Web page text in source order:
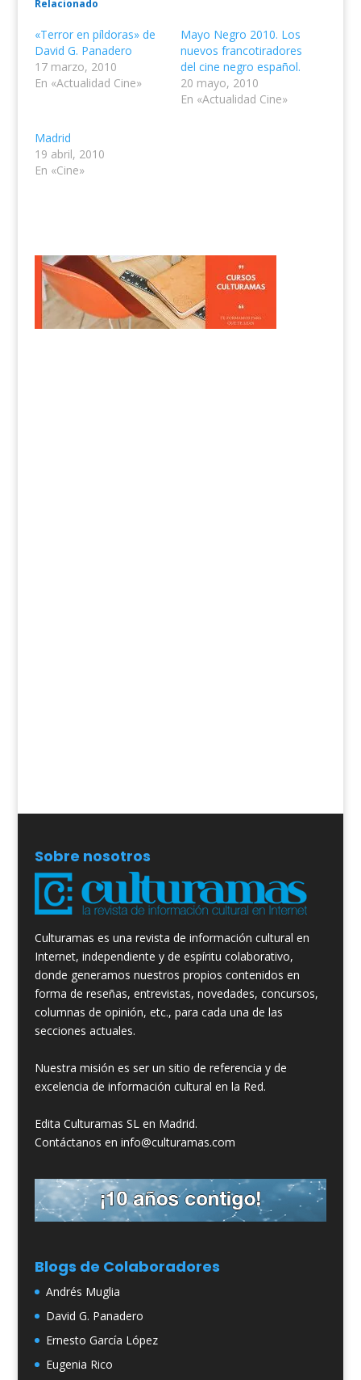
Relacionado
«Terror en píldoras» de
David G. Panadero
17 marzo, 2010
En «Actualidad Cine»
Mayo Negro 2010. Los
nuevos francotiradores
del cine negro español.
20 mayo, 2010
En «Actualidad Cine»
Madrid
19 abril, 2010
En «Cine»
Sobre nosotros
Culturamas es una revista de información cultural en
Internet, independiente y de espíritu colaborativo,
donde generamos nuestros propios contenidos en
forma de reseñas, entrevistas, novedades, concursos,
columnas de opinión, etc., para cada una de las
secciones actuales.
Nuestra misión es ser un sitio de referencia y de
excelencia de información cultural en la Red.
Edita Culturamas SL en Madrid.
Contáctanos en info@culturamas.com
Blogs de Colaboradores
Andrés Muglia
David G. Panadero
Ernesto García López
Eugenia Rico